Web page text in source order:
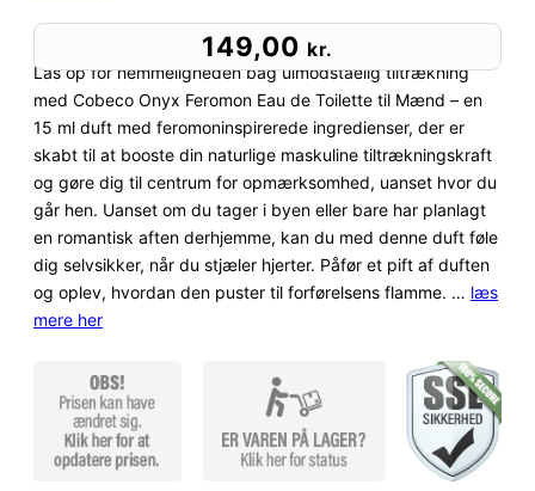
som
baseret på
kundebedøm
melser
149,00 kr.
Lås op for hemmeligheden bag uimodståelig tiltrækning
med Cobeco Onyx Feromon Eau de Toilette til Mænd – en
15 ml duft med feromoninspirerede ingredienser, der er
skabt til at booste din naturlige maskuline tiltrækningskraft
og gøre dig til centrum for opmærksomhed, uanset hvor du
går hen. Uanset om du tager i byen eller bare har planlagt
en romantisk aften derhjemme, kan du med denne duft føle
dig selvsikker, når du stjæler hjerter. Påfør et pift af duften
og oplev, hvordan den puster til forførelsens flamme. … læs
mere her